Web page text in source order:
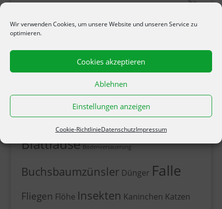
Wir verwenden Cookies, um unsere Website und unseren Service zu
optimieren.
Cookies akzeptieren
Ablehnen
Einstellungen anzeigen
Cookie-RichtlinieDatenschutzImpressum
Ratten & Mäuse Abwehrspray
Boccarcio Rosen Pilz-Frei
Biostäbchen Aktiv
PRODUKT-SCHLAGWÖRTER
AmeisenAsselnBaumpflege
Blattläuse Bodenversauerung
Buchsbaumzünsler Dünger Falle
Fliegen Flöhe Insekten Kaninchen Katzen